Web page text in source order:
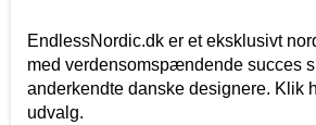
EndlessNordic.dk er et eksklusivt
med verdensomspændende succes
anderkendte danske designere. Klik
udvalg.